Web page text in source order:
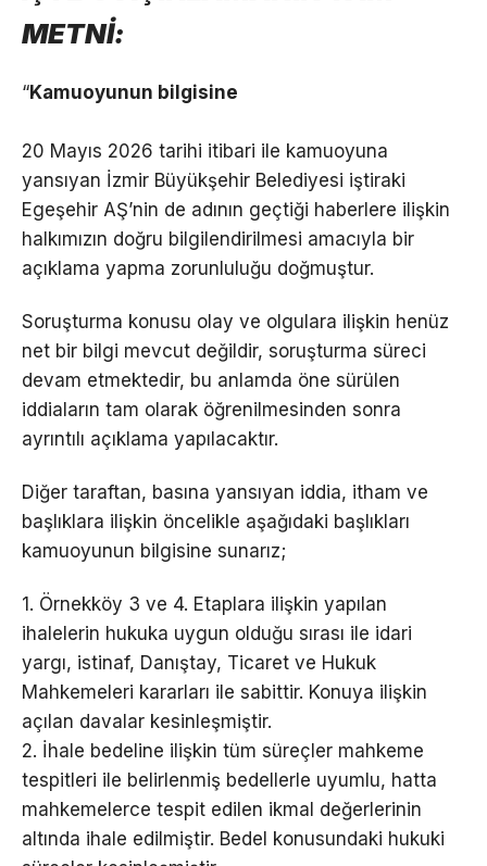
METNİ:
“Kamuoyunun bilgisine
20 Mayıs 2026 tarihi itibari ile kamuoyuna
yansıyan İzmir Büyükşehir Belediyesi iştiraki
Egeşehir AŞ’nin de adının geçtiği haberlere ilişkin
halkımızın doğru bilgilendirilmesi amacıyla bir
açıklama yapma zorunluluğu doğmuştur.
Soruşturma konusu olay ve olgulara ilişkin henüz
net bir bilgi mevcut değildir, soruşturma süreci
devam etmektedir, bu anlamda öne sürülen
iddiaların tam olarak öğrenilmesinden sonra
ayrıntılı açıklama yapılacaktır.
Diğer taraftan, basına yansıyan iddia, itham ve
başlıklara ilişkin öncelikle aşağıdaki başlıkları
kamuoyunun bilgisine sunarız;
1. Örnekköy 3 ve 4. Etaplara ilişkin yapılan
ihalelerin hukuka uygun olduğu sırası ile idari
yargı, istinaf, Danıştay, Ticaret ve Hukuk
Mahkemeleri kararları ile sabittir. Konuya ilişkin
açılan davalar kesinleşmiştir.
2. İhale bedeline ilişkin tüm süreçler mahkeme
tespitleri ile belirlenmiş bedellerle uyumlu, hatta
mahkemelerce tespit edilen ikmal değerlerinin
altında ihale edilmiştir. Bedel konusundaki hukuki